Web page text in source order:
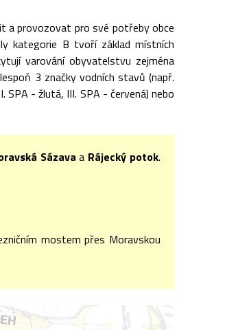
a provozovat pro své potřeby obce
kategorie B tvoří základ místních
varování obyvatelstvu zejména
3 značky vodních stavů (např.
- žlutá, III. SPA - červená) nebo
Sázava a Rájecký potok.
mostem přes Moravskou